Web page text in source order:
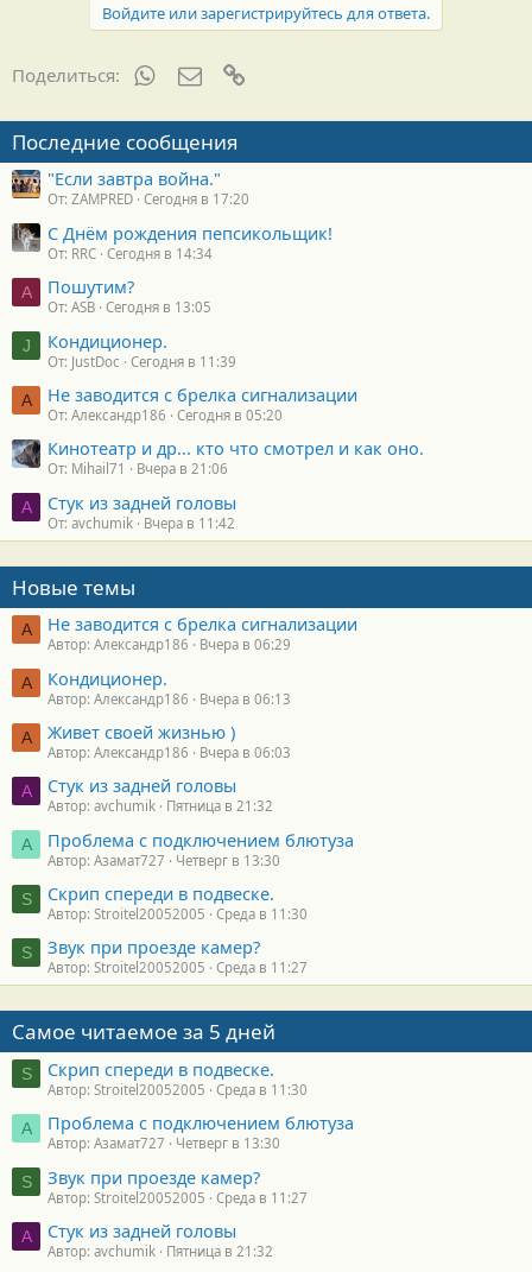
Войдите или зарегистрируйтесь для ответа.
Поделиться: WhatsAppЭлектронная почта
Последние сообщения
"Если завтра война."
От: ZAMPRED Сегодня в 17:20
С Днём рождения пепсикольщик!
От: RRC Сегодня в 14:34
A Пошутим?
От: ASB Сегодня в 13:05
J Кондиционер.
От: JustDoc Сегодня в 11:39
А Не заводится с брелка сигнализации
От: Александр186 Сегодня в 05:20
Кинотеатр и др... кто что смотрел и как оно.
От: Mihail71 Вчера в 21:06
A Стук из задней головы
От: avchumik Вчера в 11:42
Новые темы
А Не заводится с брелка сигнализации
Автор: Александр186 Вчера в 06:29
А Кондиционер.
Автор: Александр186 Вчера в 06:13
А Живет своей жизнью )
Автор: Александр186 Вчера в 06:03
A Стук из задней головы
Автор: avchumik Пятница в 21:32
А Проблема с подключением блютуза
Автор: Азамат727 Четверг в 13:30
S Скрип спереди в подвеске.
Автор: Stroitel20052005 Среда в 11:30
S Звук при проезде камер?
Автор: Stroitel20052005 Среда в 11:27
Самое читаемое за 5 дней
S Скрип спереди в подвеске.
Автор: Stroitel20052005 Среда в 11:30
А Проблема с подключением блютуза
Автор: Азамат727 Четверг в 13:30
S Звук при проезде камер?
Автор: Stroitel20052005 Среда в 11:27
A Стук из задней головы
Автор: avchumik Пятница в 21:32